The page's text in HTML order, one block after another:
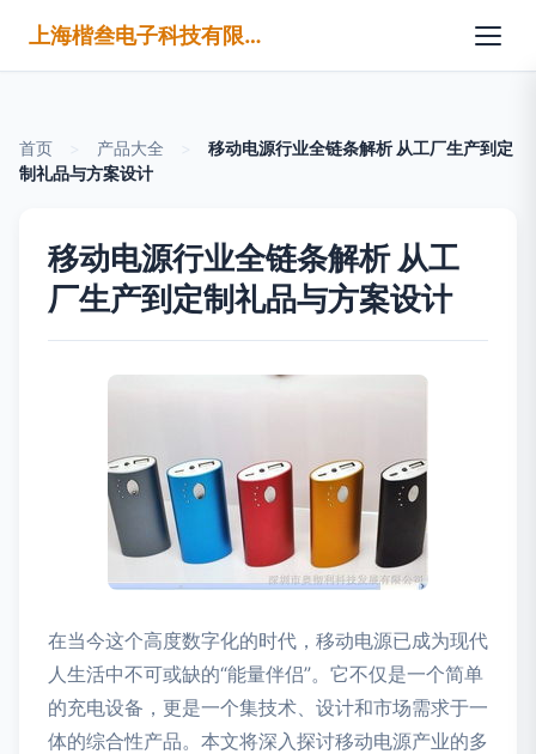
上海楷叁电子科技有限公司
首页 产品大全
移动电源行业全链条解析 从工厂生产到定
制礼品与方案设计
移动电源行业全链条解析 从工
厂生产到定制礼品与方案设计
在当今这个高度数字化的时代，移动电源已成为现代
人生活中不可或缺的“能量伴侣”。它不仅是一个简单
的充电设备，更是一个集技术、设计和市场需求于一
体的综合性产品。本文将深入探讨移动电源产业的多